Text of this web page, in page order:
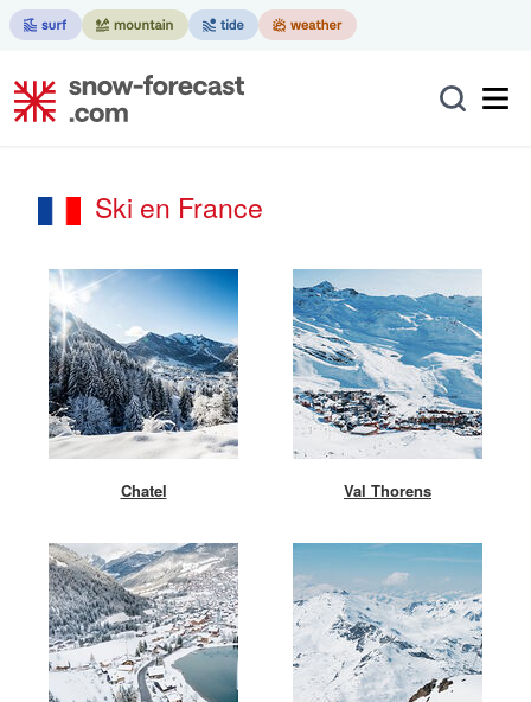
Ski en France
Chatel Val Thorens